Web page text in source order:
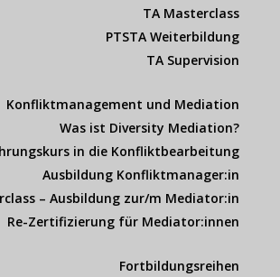
TA Masterclass
PTSTA Weiterbildung
TA Supervision
Konfliktmanagement und Mediation
Was ist Diversity Mediation?
in die Konfliktbearbeitung
Ausbildung Konfliktmanager:in
– Ausbildung zur/m Mediator:in
Re-Zertifizierung für Mediator:innen
Fortbildungsreihen